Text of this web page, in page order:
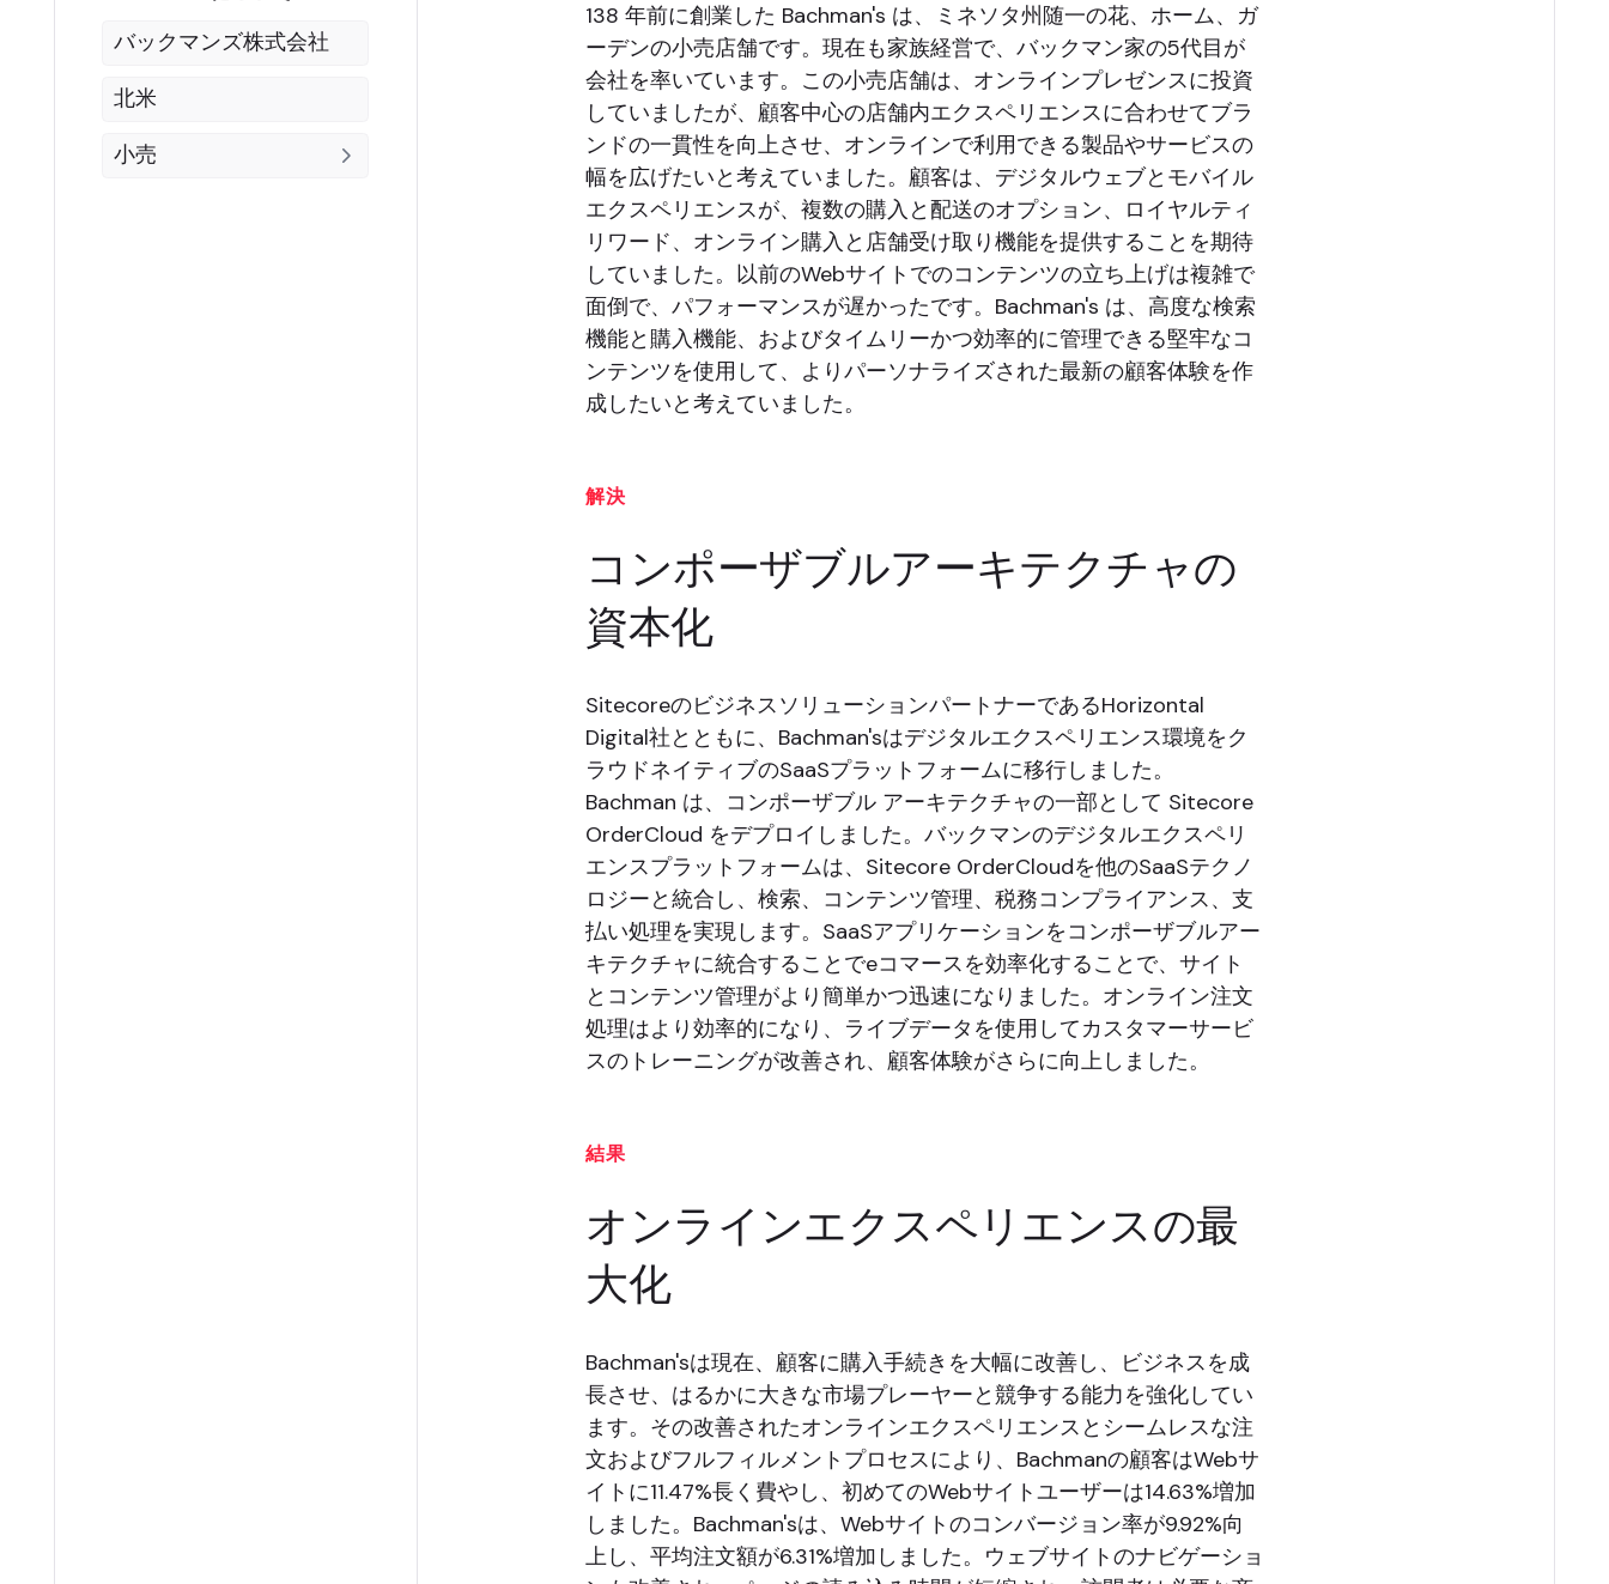
バックマンズ株式会社
北米
小売
138 年前に創業した Bachman's は、ミネソタ州随一の花、ホーム、ガ
ーデンの小売店舗です。現在も家族経営で、バックマン家の5代目が
会社を率いています。この小売店舗は、オンラインプレゼンスに投資
していましたが、顧客中心の店舗内エクスペリエンスに合わせてブラ
ンドの一貫性を向上させ、オンラインで利用できる製品やサービスの
幅を広げたいと考えていました。顧客は、デジタルウェブとモバイル
エクスペリエンスが、複数の購入と配送のオプション、ロイヤルティ
リワード、オンライン購入と店舗受け取り機能を提供することを期待
していました。以前のWebサイトでのコンテンツの立ち上げは複雑で
面倒で、パフォーマンスが遅かったです。Bachman's は、高度な検索
機能と購入機能、およびタイムリーかつ効率的に管理できる堅牢なコ
ンテンツを使用して、よりパーソナライズされた最新の顧客体験を作
成したいと考えていました。
解決
コンポーザブルアーキテクチャの
資本化
SitecoreのビジネスソリューションパートナーであるHorizontal
Digital社とともに、Bachman'sはデジタルエクスペリエンス環境をク
ラウドネイティブのSaaSプラットフォームに移行しました。
Bachman は、コンポーザブル アーキテクチャの一部として Sitecore
OrderCloud をデプロイしました。バックマンのデジタルエクスペリ
エンスプラットフォームは、Sitecore OrderCloudを他のSaaSテクノ
ロジーと統合し、検索、コンテンツ管理、税務コンプライアンス、支
払い処理を実現します。SaaSアプリケーションをコンポーザブルアー
キテクチャに統合することでeコマースを効率化することで、サイト
とコンテンツ管理がより簡単かつ迅速になりました。オンライン注文
処理はより効率的になり、ライブデータを使用してカスタマーサービ
スのトレーニングが改善され、顧客体験がさらに向上しました。
結果
オンラインエクスペリエンスの最
大化
Bachman'sは現在、顧客に購入手続きを大幅に改善し、ビジネスを成
長させ、はるかに大きな市場プレーヤーと競争する能力を強化してい
ます。その改善されたオンラインエクスペリエンスとシームレスな注
文およびフルフィルメントプロセスにより、Bachmanの顧客はWebサ
イトに11.47%長く費やし、初めてのWebサイトユーザーは14.63%増加
しました。Bachman'sは、Webサイトのコンバージョン率が9.92%向
上し、平均注文額が6.31%増加しました。ウェブサイトのナビゲーショ